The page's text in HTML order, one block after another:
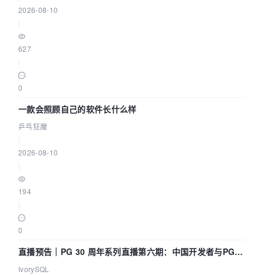
2026-08-10
627
0
一款会照顾自己的软件长什么样
乒乓狂魔
2026-08-10
194
0
直播预告｜PG 30 周年系列直播第六期：中国开发者与PG内
核——我们改得动吗？我们贡献了什么？
IvorySQL